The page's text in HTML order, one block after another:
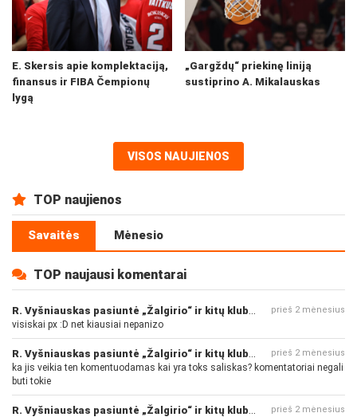
E. Skersis apie komplektaciją,
finansus ir FIBA Čempionų
lygą
„Gargždų“ priekinę liniją
sustiprino A. Mikalauskas
VISOS NAUJIENOS
TOP naujienos
Savaitės Mėnesio
TOP naujausi komentarai
prieš 2 mėnesius
visiskai px :D net kiausiai nepanizo
prieš 2 mėnesius
ka jis veikia ten komentuodamas kai yra toks saliskas? komentatoriai negali
buti tokie
prieš 2 mėnesius